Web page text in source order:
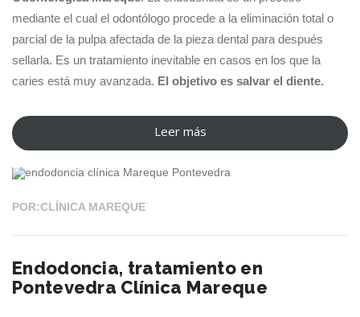
mediante el cual el odontólogo procede a la eliminación total o
parcial de la pulpa afectada de la pieza dental para después
sellarla. Es un tratamiento inevitable en casos en los que la
caries está muy avanzada. El objetivo es salvar el diente.
Leer más
“Endodoncia
en
tratamiento
para
un
diente””
28 FEB 2022
POR:CLÍNICA MAREQUE
Endodoncia, tratamiento en
Pontevedra Clínica Mareque